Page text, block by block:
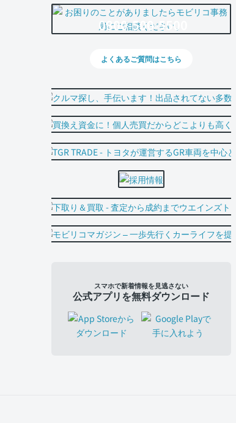
0800-500-5500
よくあるご質問はこちら
スマホで新着情報を見逃さない
公式アプリを無料ダウンロード